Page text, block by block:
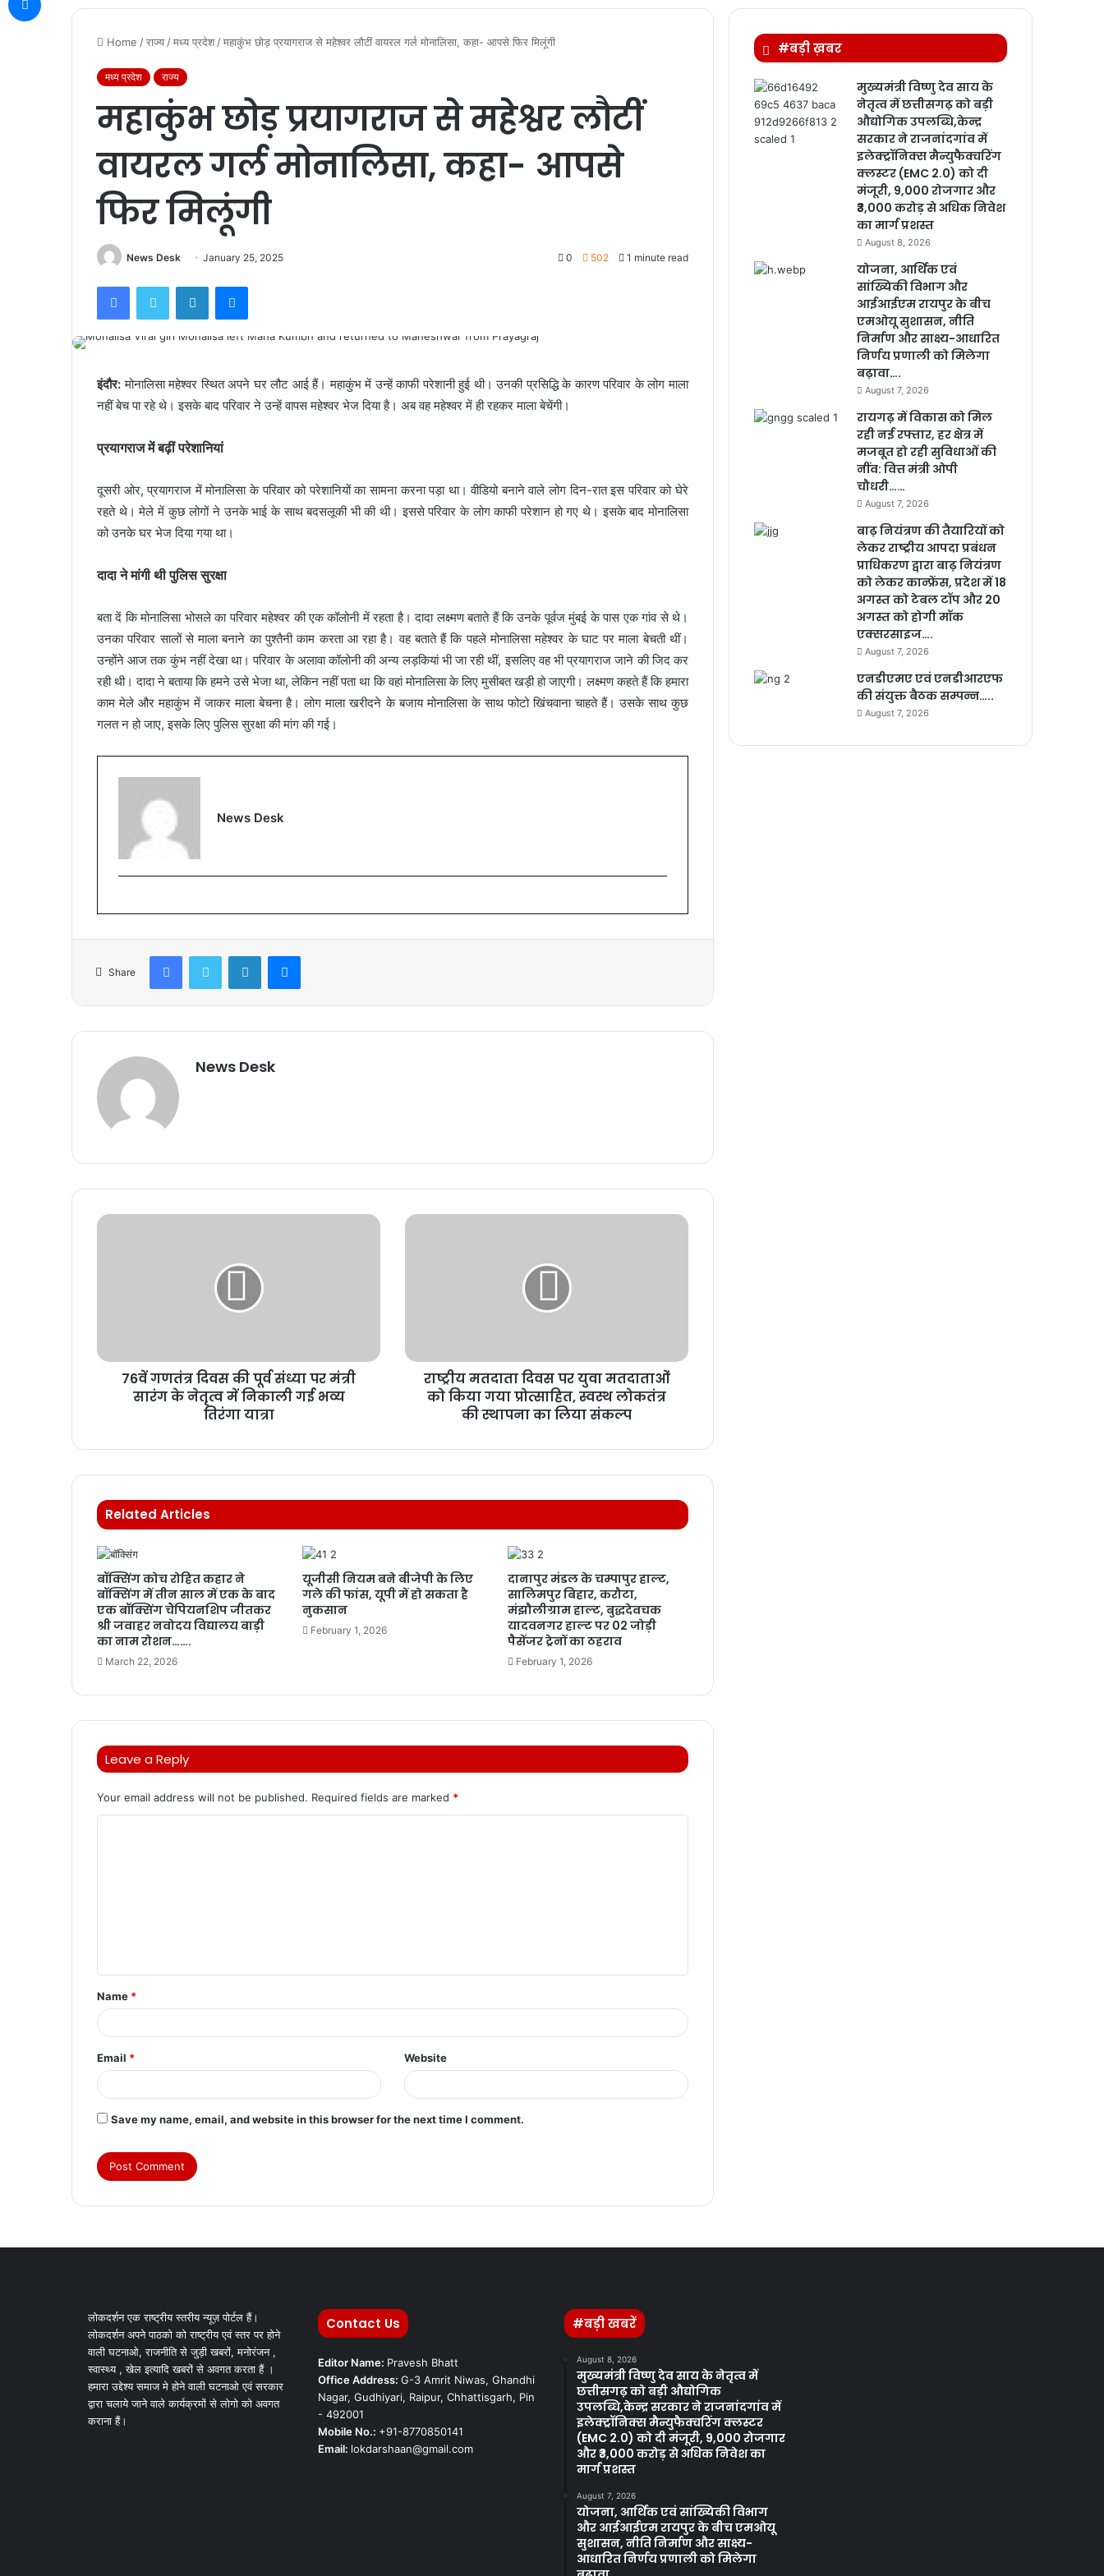
Home /राज्य /मध्य प्रदेश /महाकुंभ छोड़ प्रयागराज से महेश्वर लौटीं वायरल गर्ल मोनालिसा, कहा- आपसे फिर मिलूंगी
मध्य प्रदेश राज्य
महाकुंभ छोड़ प्रयागराज से महेश्वर लौटीं
वायरल गर्ल मोनालिसा, कहा- आपसे
फिर मिलूंगी
News Desk January 25, 2025 0 502 1 minute read
इंदौर:मोनालिसा महेश्वर स्थित अपने घर लौट आई हैं। महाकुंभ में उन्हें काफी परेशानी हुई थी। उनकी प्रसिद्धि के कारण परिवार के लोग माला
नहीं बेच पा रहे थे। इसके बाद परिवार ने उन्हें वापस महेश्वर भेज दिया है। अब वह महेश्वर में ही रहकर माला बेचेंगी।
प्रयागराज में बढ़ीं परेशानियां
दूसरी ओर, प्रयागराज में मोनालिसा के परिवार को परेशानियों का सामना करना पड़ा था। वीडियो बनाने वाले लोग दिन-रात इस परिवार को घेरे
रहते थे। मेले में कुछ लोगों ने उनके भाई के साथ बदसलूकी भी की थी। इससे परिवार के लोग काफी परेशान हो गए थे। इसके बाद मोनालिसा
को उनके घर भेज दिया गया था।
दादा ने मांगी थी पुलिस सुरक्षा
बता दें कि मोनालिसा भोसले का परिवार महेश्वर की एक कॉलोनी में रहता है। दादा लक्ष्मण बताते हैं कि उनके पूर्वज मुंबई के पास एक गांव से थे।
उनका परिवार सालों से माला बनाने का पुश्तैनी काम करता आ रहा है। वह बताते हैं कि पहले मोनालिसा महेश्वर के घाट पर माला बेचती थीं।
उन्होंने आज तक कुंभ नहीं देखा था। परिवार के अलावा कॉलोनी की अन्य लड़कियां भी जा रही थीं, इसलिए वह भी प्रयागराज जाने की जिद कर
रही थी। दादा ने बताया कि हमने उसे भेजा था, लेकिन नहीं पता था कि वहां मोनालिसा के लिए मुसीबत खड़ी हो जाएगी। लक्ष्मण कहते हैं कि हमारा
काम मेले और महाकुंभ में जाकर माला बेचना है। लोग माला खरीदने के बजाय मोनालिसा के साथ फोटो खिंचवाना चाहते हैं। उसके साथ कुछ
गलत न हो जाए, इसके लिए पुलिस सुरक्षा की मांग की गई।
News Desk
Share
News Desk
76वें गणतंत्र दिवस की पूर्व संध्या पर मंत्री
सारंग के नेतृत्व में निकाली गई भव्य
तिरंगा यात्रा
राष्ट्रीय मतदाता दिवस पर युवा मतदाताओं
को किया गया प्रोत्साहित, स्वस्थ लोकतंत्र
की स्थापना का लिया संकल्प
Related Articles
बॉक्सिंग कोच रोहित कहार ने
बॉक्सिंग में तीन साल में एक के बाद
एक बॉक्सिंग चैंपियनशिप जीतकर
श्री जवाहर नवोदय विद्यालय बाड़ी
का नाम रोशन…….
March 22, 2026
यूजीसी नियम बने बीजेपी के लिए
गले की फांस, यूपी में हो सकता है
नुकसान
February 1, 2026
दानापुर मंडल के चम्पापुर हाल्ट,
सालिमपुर बिहार, करौटा,
मंझौलीग्राम हाल्ट, बुद्धदेवचक
यादवनगर हाल्ट पर 02 जोड़ी
पैसेंजर ट्रेनों का ठहराव
February 1, 2026
Leave a Reply
Your email address will not be published. Required fields are marked *
t
*
Name *
Email * Website
Save my name, email, and website in this browser for the next time I comment.
#बड़ी ख़बर
मुख्यमंत्री विष्णु देव साय के
नेतृत्व में छत्तीसगढ़ को बड़ी
औद्योगिक उपलब्धि,केन्द्र
सरकार ने राजनांदगांव में
इलेक्ट्रॉनिक्स मैन्युफैक्चरिंग
क्लस्टर (EMC 2.0) को दी
मंजूरी, 9,000 रोजगार और
₹3,000 करोड़ से अधिक निवेश
का मार्ग प्रशस्त
August 8, 2026
योजना, आर्थिक एवं
सांख्यिकी विभाग और
आईआईएम रायपुर के बीच
एमओयू सुशासन, नीति
निर्माण और साक्ष्य-आधारित
निर्णय प्रणाली को मिलेगा
बढ़ावा….
August 7, 2026
रायगढ़ में विकास को मिल
रही नई रफ्तार, हर क्षेत्र में
मजबूत हो रही सुविधाओं की
नींव: वित्त मंत्री ओपी
चौधरी……
August 7, 2026
बाढ़ नियंत्रण की तैयारियों को
लेकर राष्ट्रीय आपदा प्रबंधन
प्राधिकरण द्वारा बाढ़ नियंत्रण
को लेकर कान्फ्रेंस, प्रदेश में 18
अगस्त को टेबल टॉप और 20
अगस्त को होगी मॉक
एक्सरसाइज….
August 7, 2026
एनडीएमए एवं एनडीआरएफ
की संयुक्त बैठक सम्पन्न…..
August 7, 2026
लोकदर्शन एक राष्ट्रीय स्तरीय न्यूज़ पोर्टल हैं।
लोकदर्शन अपने पाठको को राष्ट्रीय एवं स्तर पर होने
वाली घटनाओ, राजनीति से जुड़ी खबरों, मनोरंजन ,
स्वास्थ्य , खेल इत्यादि खबरों से अवगत करता हैं ।
हमारा उद्देश्य समाज मे होने वाली घटनाओ एवं सरकार
द्वारा चलाये जाने वाले कार्यक्रमों से लोगो को अवगत
कराना हैं।
Contact Us
Editor Name: Pravesh Bhatt
Office Address: G-3 Amrit Niwas, Ghandhi
Nagar, Gudhiyari, Raipur, Chhattisgarh, Pin
- 492001
Mobile No.: +91-8770850141
Email: lokdarshaan@gmail.com
#बड़ी खबरें
August 8, 2026
मुख्यमंत्री विष्णु देव साय के नेतृत्व में
छत्तीसगढ़ को बड़ी औद्योगिक
उपलब्धि,केन्द्र सरकार ने राजनांदगांव में
इलेक्ट्रॉनिक्स मैन्युफैक्चरिंग क्लस्टर
(EMC 2.0) को दी मंजूरी, 9,000 रोजगार
और ₹3,000 करोड़ से अधिक निवेश का
मार्ग प्रशस्त
August 7, 2026
योजना, आर्थिक एवं सांख्यिकी विभाग
और आईआईएम रायपुर के बीच एमओयू
सुशासन, नीति निर्माण और साक्ष्य-
आधारित निर्णय प्रणाली को मिलेगा